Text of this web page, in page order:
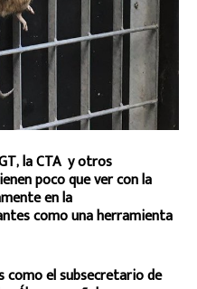
la CTA y otros
poco que ver con la
en la
como una herramienta
como el subsecretario de